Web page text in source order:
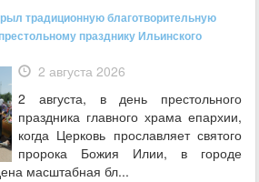
традиционную благотворительную
празднику Ильинского
2 августа 2026
2 августа, в день престольного
праздника главного храма епархии,
когда Церковь прославляет святого
пророка Божия Илии, в городе
масштабная бл...